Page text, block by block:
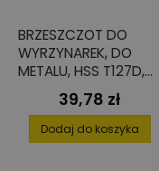
BRZESZCZOT DO
WYRZYNAREK, DO
METALU, HSS T127D,
75X1,0X7,8 (5 SZT.)
Cena
39,78 zł
Dodaj do koszyka